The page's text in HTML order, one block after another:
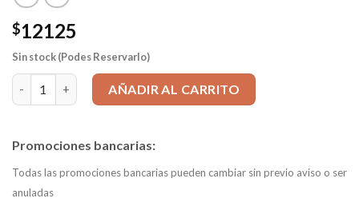
$12125
Sin stock (Podes Reservarlo)
Mecha HSS d 7,90mm Estandar DIN338 mango=7,9
AÑADIR AL CARRITO
Promociones bancarias:
Todas las promociones bancarias pueden cambiar sin previo aviso o ser
anuladas